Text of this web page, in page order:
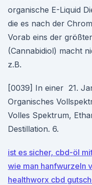
organische E-Liquid
die es nach der
Vorab eins der
(Cannabidiol) macht
z.B.
[0039] In einer 21.
Organisches
Volles Spektrum,
Destillation. 6.
ist es sicher, cbd-öl
wie man hanfwurzeln
healthworx cbd